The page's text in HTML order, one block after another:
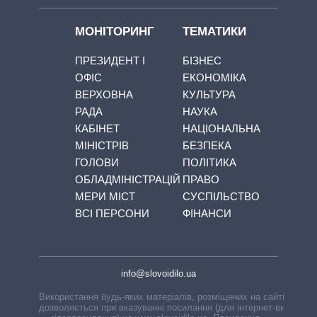
МОНІТОРИНГ
ПРЕЗИДЕНТ І
ОФІС
ВЕРХОВНА
РАДА
КАБІНЕТ
МІНІСТРІВ
ГОЛОВИ
ОБЛАДМІНІСТРАЦІЙ
МЕРИ МІСТ
ВСІ ПЕРСОНИ
ТЕМАТИКИ
БІЗНЕС
ЕКОНОМІКА
КУЛЬТУРА
НАУКА
НАЦІОНАЛЬНА
БЕЗПЕКА
ПОЛІТИКА
ПРАВО
СУСПІЛЬСТВО
ФІНАНСИ
info@slovoidilo.ua
Використання будь-яких матеріалів, розміщених на сайті,
дозволяється при вказуванні посилання (для інтернет-видань